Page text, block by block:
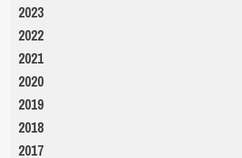
2023
2022
2021
2020
2019
2018
2017